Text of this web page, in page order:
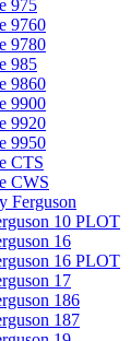
975
9760
9780
985
9860
9900
9920
9950
CTS
CWS
Ferguson
10 PLOT
16
16 PLOT
17
186
187